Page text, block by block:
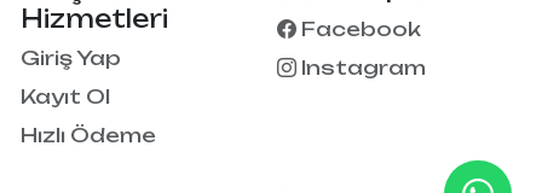
Hizmetleri
Giriş Yap
Kayıt Ol
Hızlı Ödeme
Facebook
Instagram